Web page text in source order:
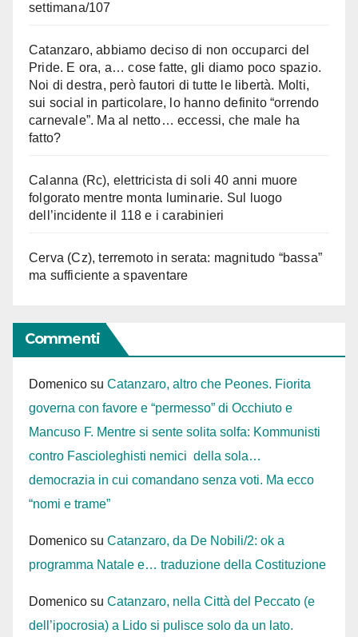
settimana/107
Catanzaro, abbiamo deciso di non occuparci del
Pride. E ora, a… cose fatte, gli diamo poco spazio.
Noi di destra, però fautori di tutte le libertà. Molti,
sui social in particolare, lo hanno definito “orrendo
carnevale”. Ma al netto… eccessi, che male ha
fatto?
Calanna (Rc), elettricista di soli 40 anni muore
folgorato mentre monta luminarie. Sul luogo
dell’incidente il 118 e i carabinieri
Cerva (Cz), terremoto in serata: magnitudo “bassa”
ma sufficiente a spaventare
Commenti
Domenico su Catanzaro, altro che Peones. Fiorita
governa con favore e “permesso” di Occhiuto e
Mancuso F. Mentre si sente solita solfa: Kommunisti
contro Fascioleghisti nemici della sola…
democrazia in cui comandano senza voti. Ma ecco
“nomi e trame”
Domenico su Catanzaro, da De Nobili/2: ok a
programma Natale e… traduzione della Costituzione
Domenico su Catanzaro, nella Città del Peccato (e
dell’ipocrosia) a Lido si pulisce solo da un lato.